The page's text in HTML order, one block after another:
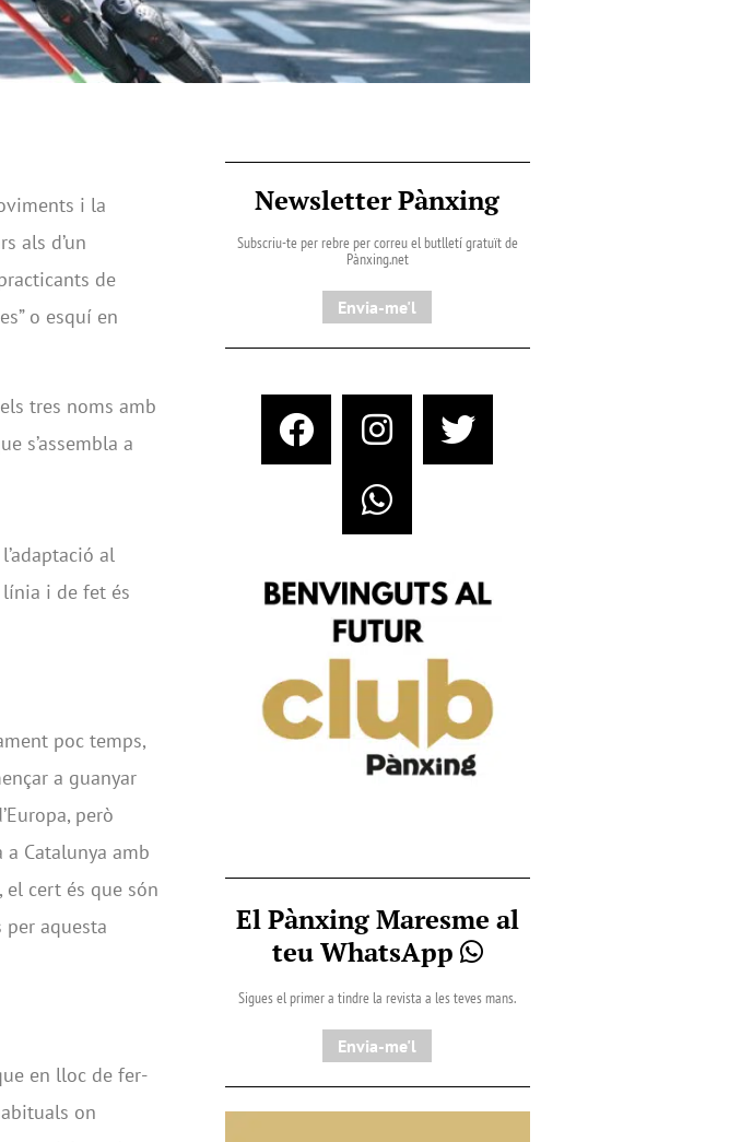
i la
als d’un
de
o esquí en
tres noms amb
s’assembla a
al
línia i de fet és
poc temps,
a guanyar
però
Catalunya amb
el cert és que són
aquesta
en lloc de fer-
on
Newsletter Pànxing
Subscriu-te per rebre per correu el butlletí gratuït de
Pànxing.net​
Envia-me'l
El Pànxing Maresme al
teu WhatsApp
Sigues el primer a tindre la revista a les teves mans.
Envia-me'l